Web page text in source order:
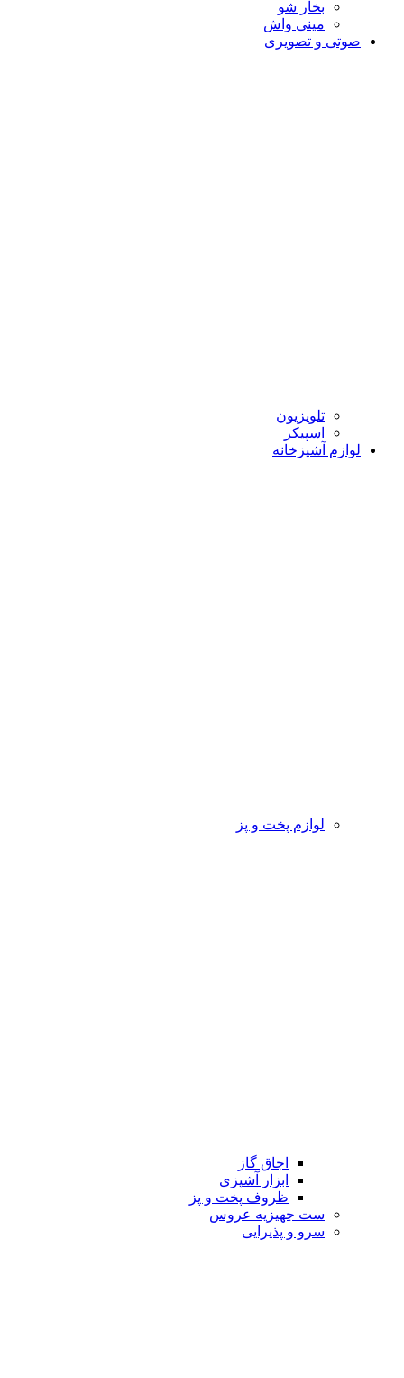
بخار شو
مینی واش
صوتی و تصویری
تلویزیون
اسپیکر
لوازم آشپزخانه
لوازم پخت و پز
اجاق گاز
ابزار آشپزی
ظروف پخت و پز
ست جهیزیه عروس
سرو و پذیرایی